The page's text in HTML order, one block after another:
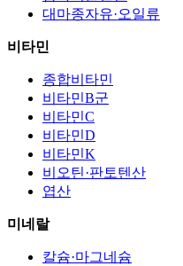
대마종자유·오일류
비타민
종합비타민
비타민B군
비타민C
비타민D
비타민K
비오틴·판토텐산
엽산
미네랄
칼슘·마그네슘